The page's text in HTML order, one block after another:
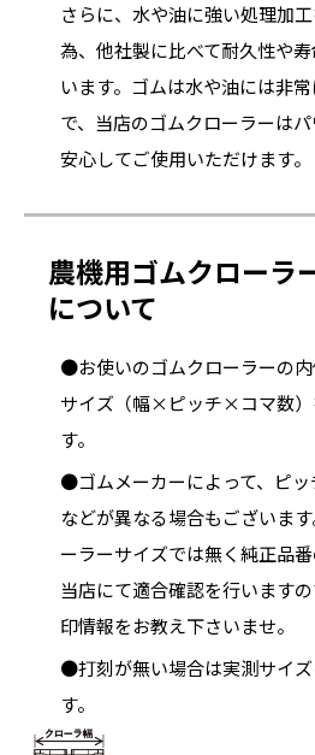
さらに、水や油に強い処理加
為、他社製に比べて耐久性や
います。ゴムは水や油には非
で、当店のゴムクローラーはパ
安心してご使用いただけます。
農機用ゴムクローラ
について
●お使いのゴムクローラーの
サイズ（幅×ピッチ×コマ数）
す。
●ゴムメーカーによって、ピ
などが異なる場合もございま
ーラーサイズでは無く純正品番
当店にて適合確認を行います
印情報をお教え下さいませ。
●打刻が無い場合は実測サイ
す。